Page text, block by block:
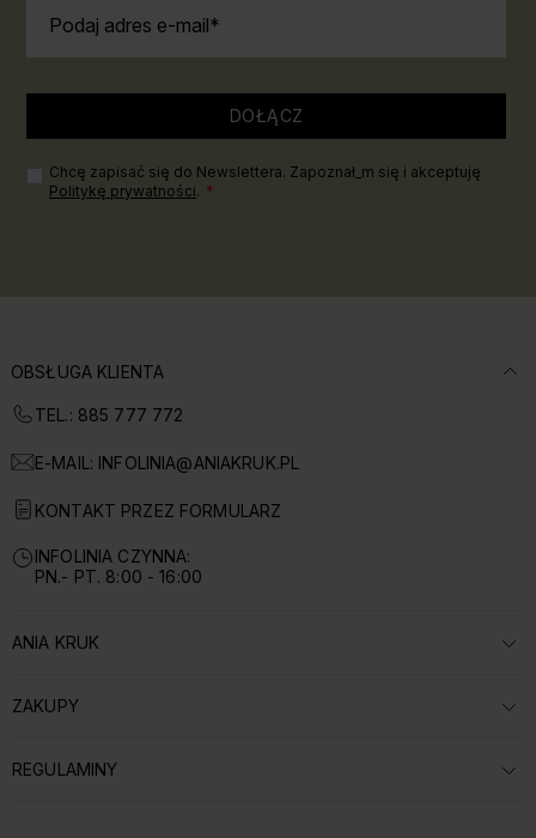
Podaj adres e-mail
DOŁĄCZ
Chcę zapisać się do Newslettera. Zapoznał_m się i akceptuję
Politykę prywatności.
OBSŁUGA KLIENTA
TEL.: 885 777 772
E-MAIL: INFOLINIA@ANIAKRUK.PL
KONTAKT PRZEZ FORMULARZ
INFOLINIA CZYNNA:
PN.- PT. 8:00 - 16:00
ROZWIŃ SEKCJĘ:
ANIA KRUK
ROZWIŃ SEKCJĘ:
ZAKUPY
ROZWIŃ SEKCJĘ:
REGULAMINY